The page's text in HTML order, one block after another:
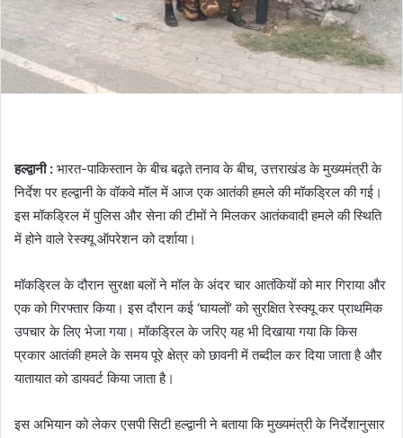
हल्द्वानी : भारत-पाकिस्तान के बीच बढ़ते तनाव के बीच, उत्तराखंड के मुख्यमंत्री के
निर्देश पर हल्द्वानी के वॉकवे मॉल में आज एक आतंकी हमले की मॉकड्रिल की गई।
इस मॉकड्रिल में पुलिस और सेना की टीमों ने मिलकर आतंकवादी हमले की स्थिति
में होने वाले रेस्क्यू ऑपरेशन को दर्शाया।
मॉकड्रिल के दौरान सुरक्षा बलों ने मॉल के अंदर चार आतंकियों को मार गिराया और
एक को गिरफ्तार किया। इस दौरान कई ‘घायलों’ को सुरक्षित रेस्क्यू कर प्राथमिक
उपचार के लिए भेजा गया। मॉकड्रिल के जरिए यह भी दिखाया गया कि किस
प्रकार आतंकी हमले के समय पूरे क्षेत्र को छावनी में तब्दील कर दिया जाता है और
यातायात को डायवर्ट किया जाता है।
इस अभियान को लेकर एसपी सिटी हल्द्वानी ने बताया कि मुख्यमंत्री के निर्देशानुसार